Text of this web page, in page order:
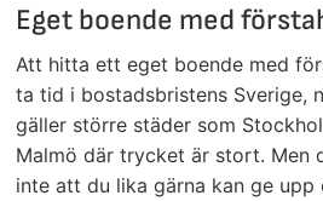
Eget boende med
Att hitta ett eget boende med
ta tid i bostadsbristens Sverige,
gäller större städer som
Malmö där trycket är stort. Men
inte att du lika gärna kan ge upp